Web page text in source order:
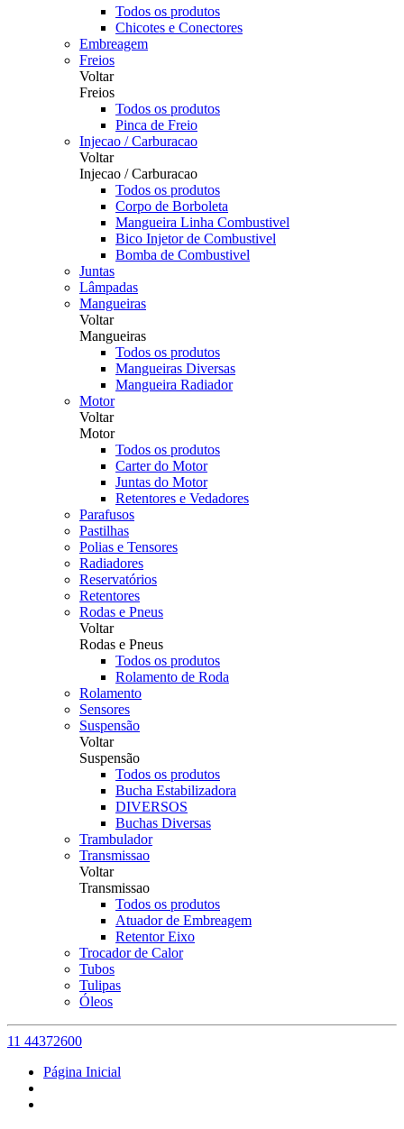
Todos os produtos
Chicotes e Conectores
Embreagem
Freios
Voltar
Freios
Todos os produtos
Pinca de Freio
Injecao / Carburacao
Voltar
Injecao / Carburacao
Todos os produtos
Corpo de Borboleta
Mangueira Linha Combustivel
Bico Injetor de Combustivel
Bomba de Combustivel
Juntas
Lâmpadas
Mangueiras
Voltar
Mangueiras
Todos os produtos
Mangueiras Diversas
Mangueira Radiador
Motor
Voltar
Motor
Todos os produtos
Carter do Motor
Juntas do Motor
Retentores e Vedadores
Parafusos
Pastilhas
Polias e Tensores
Radiadores
Reservatórios
Retentores
Rodas e Pneus
Voltar
Rodas e Pneus
Todos os produtos
Rolamento de Roda
Rolamento
Sensores
Suspensão
Voltar
Suspensão
Todos os produtos
Bucha Estabilizadora
DIVERSOS
Buchas Diversas
Trambulador
Transmissao
Voltar
Transmissao
Todos os produtos
Atuador de Embreagem
Retentor Eixo
Trocador de Calor
Tubos
Tulipas
Óleos
11 44372600
Página Inicial